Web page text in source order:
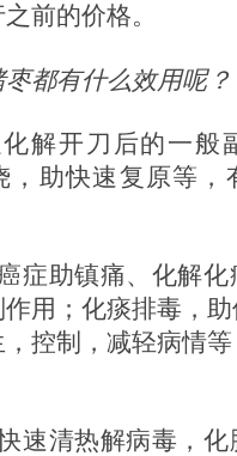
前的价格。
都有什么效用呢？
解开刀后的一般
，助快速复原等，
症助镇痛、化解
用；化痰排毒，
控制，减轻病情
速清热解病毒，化